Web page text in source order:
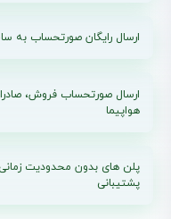
ارسال رایگان صورتحساب به
ارسال صورتحساب فروش،
هواپیما
پلن های بدون محدودیت
پشتیبانی